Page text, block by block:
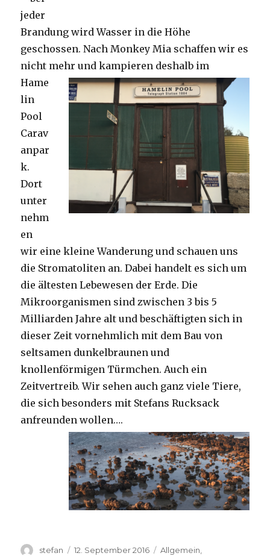
jeder
Brandung wird Wasser in die Höhe
geschossen. Nach Monkey Mia schaffen wir es
nicht mehr und kampieren deshalb im
Hame
lin
Pool
Carav
anpar
k.
Dort
unter
nehm
en
wir eine kleine Wanderung und schauen uns
die Stromatoliten an. Dabei handelt es sich um
die ältesten Lebewesen der Erde. Die
Mikroorganismen sind zwischen 3 bis 5
Milliarden Jahre alt und beschäftigten sich in
dieser Zeit vornehmlich mit dem Bau von
seltsamen dunkelbraunen und
knollenförmigen Türmchen. Auch ein
Zeitvertreib. Wir sehen auch ganz viele Tiere,
die sich besonders mit Stefans Rucksack
anfreunden wollen….
Autor
stefan
Veröffentlicht
12. September 2016 Kategorien
Allgemein